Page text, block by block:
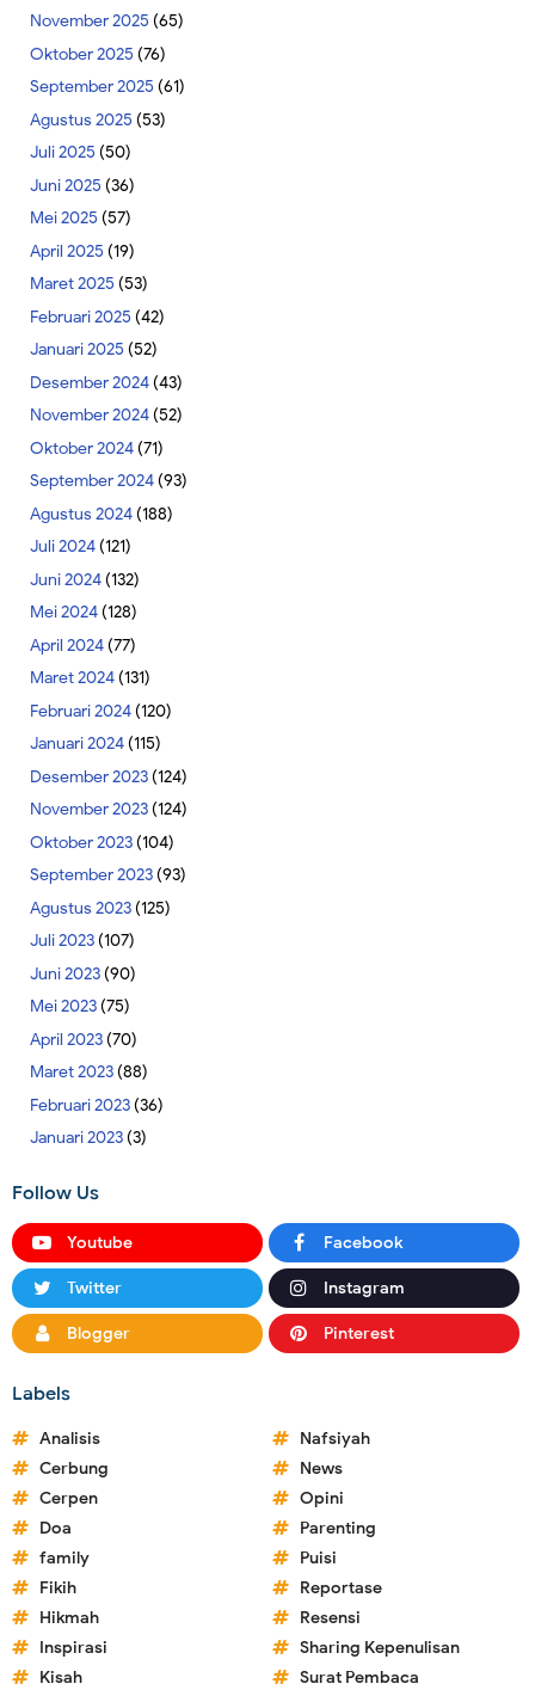
November 2025 (65)
Oktober 2025 (76)
September 2025 (61)
Agustus 2025 (53)
Juli 2025 (50)
Juni 2025 (36)
Mei 2025 (57)
April 2025 (19)
Maret 2025 (53)
Februari 2025 (42)
Januari 2025 (52)
Desember 2024(43)
November 2024(52)
Oktober 2024(71)
September 2024(93)
Agustus 2024(188)
Juli 2024(121)
Juni 2024(132)
Mei 2024(128)
April 2024(77)
Maret 2024(131)
Februari 2024(120)
Januari 2024(115)
Desember 2023(124)
November 2023(124)
Oktober 2023(104)
September 2023(93)
Agustus 2023(125)
Juli 2023(107)
Juni 2023(90)
Mei 2023(75)
April 2023(70)
Maret 2023(88)
Februari 2023(36)
Januari 2023(3)
Follow Us
Youtube Facebook
Twitter Instagram
Blogger Pinterest
Labels
Analisis
Cerbung
Cerpen
Doa
family
Fikih
Hikmah
Inspirasi
Kisah
Nafsiyah
News
Opini
Parenting
Puisi
Reportase
Resensi
Sharing Kepenulisan
Surat Pembaca